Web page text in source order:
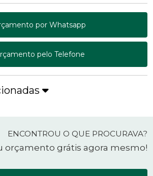
por Whatsapp
pelo Telefone
ENCONTROU O QUE PROCURAVA?
orçamento grátis agora mesmo!